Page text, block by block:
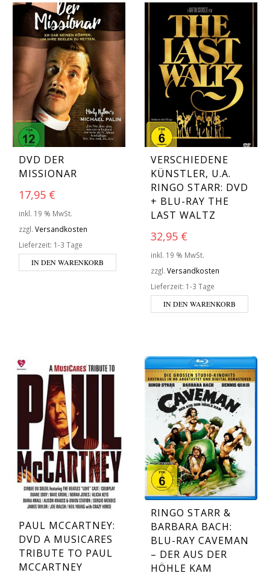
DVD DER
MISSIONAR
17,95 €
inkl. 19 % MwSt.
zzgl. Versandkosten
Lieferzeit: 1-3 Tage
IN DEN WARENKORB
VERSCHIEDENE
KÜNSTLER, U.A.
RINGO STARR: DVD
+ BLU-RAY THE
LAST WALTZ
32,95 €
inkl. 19 % MwSt.
zzgl. Versandkosten
Lieferzeit: 1-3 Tage
IN DEN WARENKORB
PAUL MCCARTNEY:
DVD A MUSICARES
TRIBUTE TO PAUL
MCCARTNEY
RINGO STARR &
BARBARA BACH:
BLU-RAY CAVEMAN
– DER AUS DER
HÖHLE KAM